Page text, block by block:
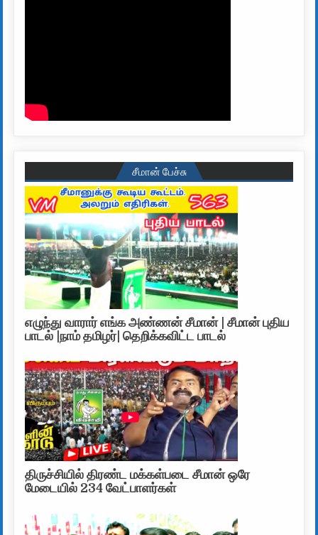
சீமான் பேச்சு
எழுந்து வாரார் எங்க அண்ணன் சீமான் | சீமான் புதிய
பாடல் |நாம் தமிழர்| தெறிக்கவிட்ட பாடல்
திருச்சியில் திரண்ட மக்கள்படை சீமான் ஒரே
மேடையில் 234 வேட்பாளர்கள்